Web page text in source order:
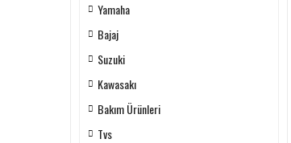
Yamaha
Bajaj
Suzuki
Kawasakı
Bakım Ürünleri
Tvs